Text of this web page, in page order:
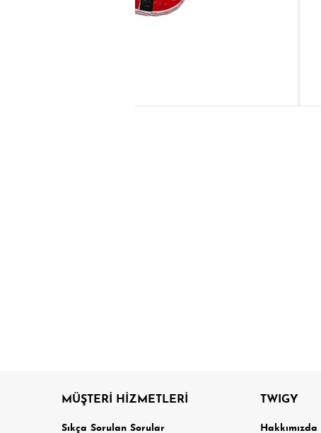
MÜŞTERİ HİZMETLERİ
Sıkça Sorulan Sorular
TWIGY
Hakkımızda